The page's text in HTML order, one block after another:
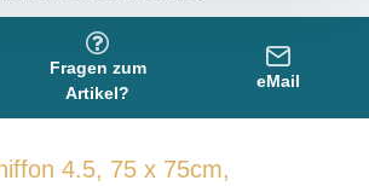
Fragen zum
Artikel?
eMail
4.5, 75 x 75cm,